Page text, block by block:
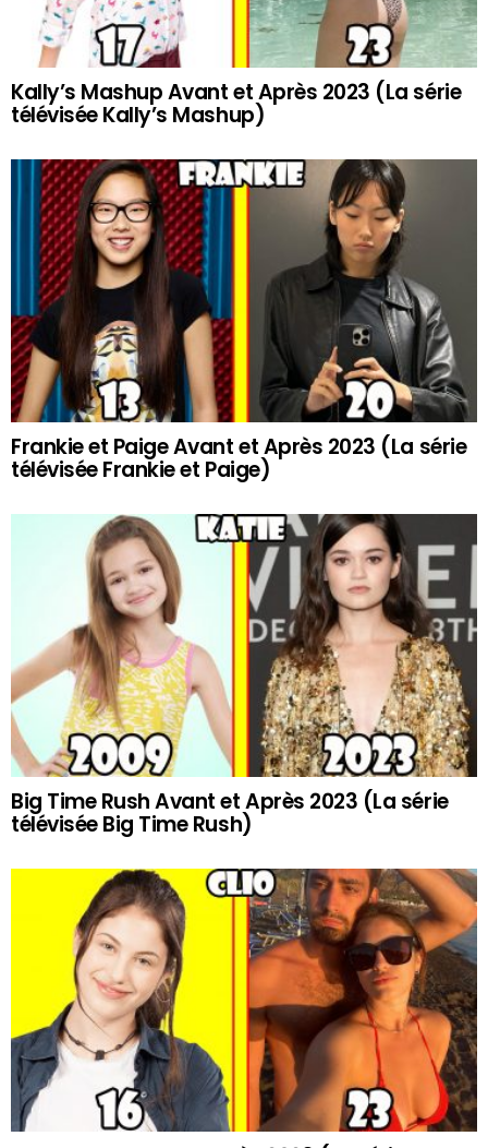
Kally’s Mashup Avant et Après 2023 (La série
télévisée Kally’s Mashup)
Frankie et Paige Avant et Après 2023 (La série
télévisée Frankie et Paige)
Big Time Rush Avant et Après 2023 (La série
télévisée Big Time Rush)